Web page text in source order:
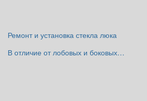
Ремонт и установка стекла люка
В отличие от лобовых и боковых…